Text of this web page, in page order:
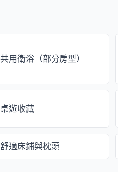
共用衛浴（部分房型）
桌遊收藏
舒適床鋪與枕頭